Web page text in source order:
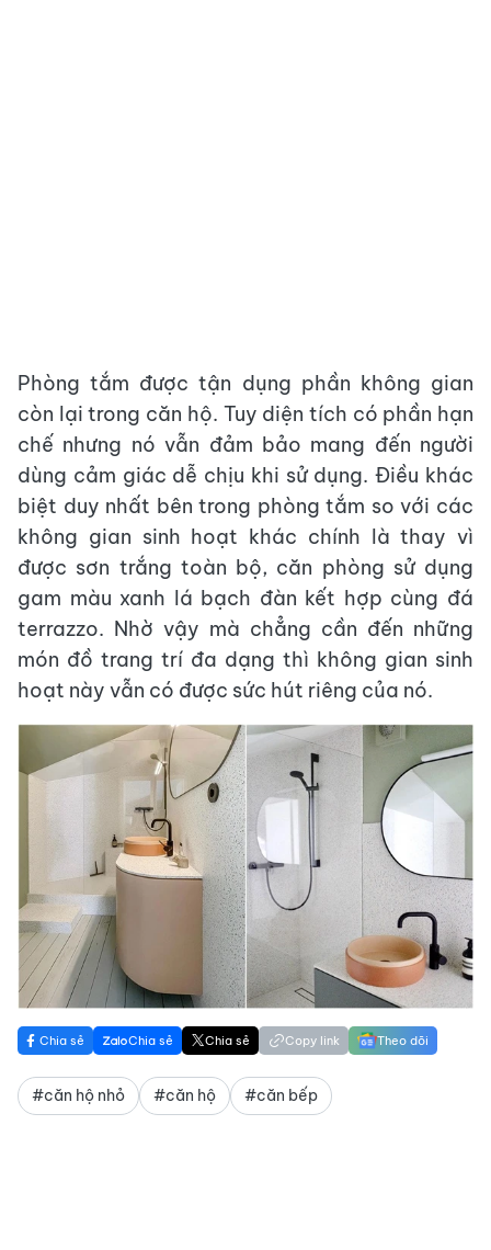
Phòng tắm được tận dụng phần không gian
còn lại trong căn hộ. Tuy diện tích có phần hạn
chế nhưng nó vẫn đảm bảo mang đến người
dùng cảm giác dễ chịu khi sử dụng. Điều khác
biệt duy nhất bên trong phòng tắm so với các
không gian sinh hoạt khác chính là thay vì
được sơn trắng toàn bộ, căn phòng sử dụng
gam màu xanh lá bạch đàn kết hợp cùng đá
terrazzo. Nhờ vậy mà chẳng cần đến những
món đồ trang trí đa dạng thì không gian sinh
hoạt này vẫn có được sức hút riêng của nó.
Chia sẻ Chia sẻ Chia sẻ Copy link Theo dõi
#căn hộ nhỏ #căn hộ #căn bếp